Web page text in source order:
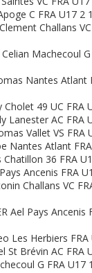
C FRA U17 2
Challans
Machecoul
Nantes Atlant
Cholet 49 UC FRA
Lanester AC FRA
Vallet VS FRA
Nantes Atlant
Chatillon 36 FRA
Ancenis FRA
Challans VC
Ael Pays Ancenis
Les Herbiers
St Brévin AC FRA
G FRA U17